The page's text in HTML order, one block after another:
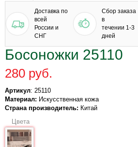
Доставка по
всей
России и
СНГ
Сбор заказа
в
течении 1-3
дней
Босоножки 25110
280 руб.
Артикул: 25110
Материал: Искусственная кожа
Страна производитель: Китай
Цвета